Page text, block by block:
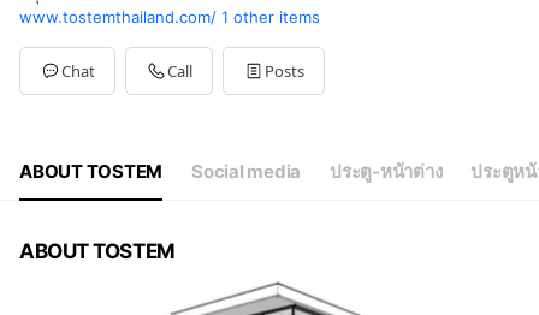
www.tostemthailand.com/ 1 other items
Chat Call Posts
ABOUT TOSTEM Social media ประตู-หน้าต่าง ประตูห
ABOUT TOSTEM